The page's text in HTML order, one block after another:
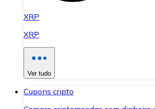
XRP
XRP
Ver tudo
Cupons cripto